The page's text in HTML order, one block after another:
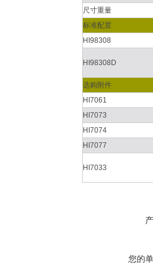
尺寸重量
标准配置
HI98308
HI98308D
选购附件
HI7061
HI7073
HI7074
HI7077
HI7033
您的